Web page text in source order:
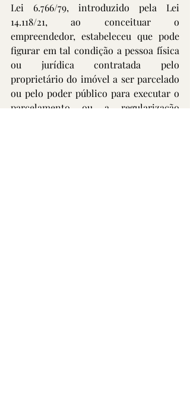
Lei 6.766/79, introduzido pela Lei
14.118/21, ao conceituar o
empreendedor, estabeleceu que pode
figurar em tal condição a pessoa física
ou jurídica contratada pelo
proprietário do imóvel a ser parcelado
ou pelo poder público para executar o
parcelamento ou a regularização